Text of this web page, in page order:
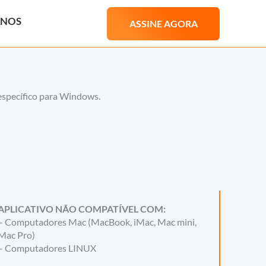
ASSINE AGORA
para Windows.
NÃO COMPATÍVEL COM:
Computadores Mac (MacBook, iMac, Mac mini,
Pro)
Computadores LINUX